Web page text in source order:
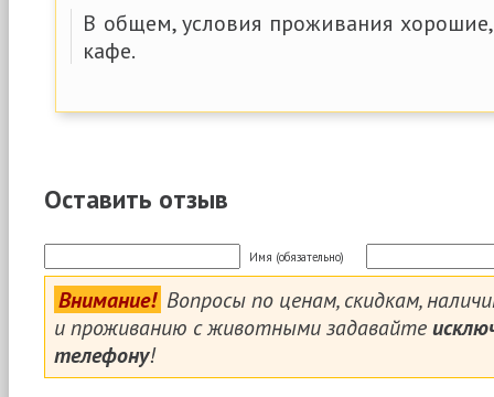
В общем, условия проживания
кафе.
Оставить отзыв
Имя (обязательно)
Внимание! Вопросы по ценам, скидкам,
и проживанию с животными задавайте
телефону!